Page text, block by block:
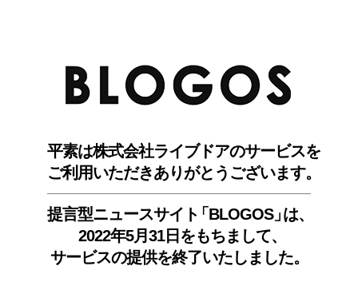
平素は株式会社ライブドアのサービスを
ご利用いただきありがとうございます。
提言型ニュースサイ ト「BLOGOS」は、
2022年5月31日をもちまして、
サービスの提供を終了いたしました。